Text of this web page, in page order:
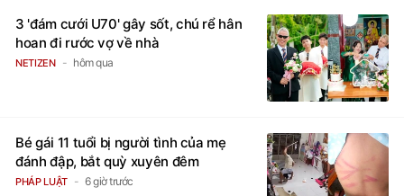
3 'đám cưới U70' gây sốt, chú rể hân
hoan đi rước vợ về nhà
NETIZEN hôm qua
Bé gái 11 tuổi bị người tình của mẹ
đánh đập, bắt quỳ xuyên đêm
PHÁP LUẬT 6 giờ trước